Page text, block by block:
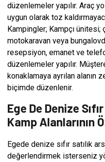
düzenlemeler yapılır. Araç
uygun olarak toz
Kampingler; Kampçı ünitesi;
motokaravan veya
resepsiyon, emanet ve
düzenlemeler yapılır.
konaklamaya ayrılan alanın
biçimde düzenlenir.
Ege De Denize
Kamp Alanlarının
Egede denize sıfır satılık
değerlendirmek isterseniz